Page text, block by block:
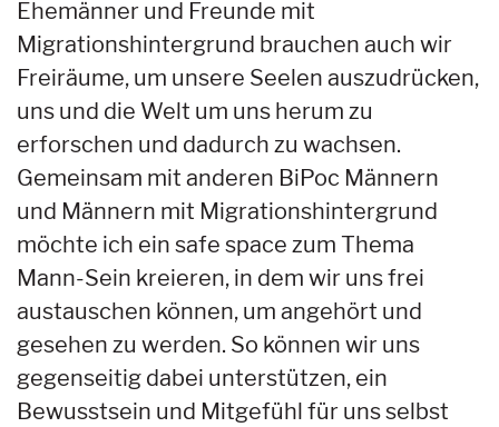
Ehemänner und Freunde mit
Migrationshintergrund brauchen auch wir
Freiräume, um unsere Seelen auszudrücken,
uns und die Welt um uns herum zu
erforschen und dadurch zu wachsen.
Gemeinsam mit anderen BiPoc Männern
und Männern mit Migrationshintergrund
möchte ich ein safe space zum Thema
Mann-Sein kreieren, in dem wir uns frei
austauschen können, um angehört und
gesehen zu werden. So können wir uns
gegenseitig dabei unterstützen, ein
Bewusstsein und Mitgefühl für uns selbst